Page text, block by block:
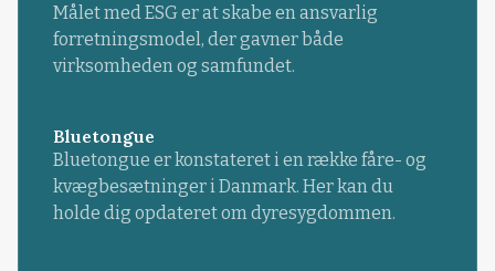
Målet med ESG er at skabe en ansvarlig
forretningsmodel, der gavner både
virksomheden og samfundet.
Bluetongue
Bluetongue er konstateret i en række fåre- og
kvægbesætninger i Danmark. Her kan du
holde dig opdateret om dyresygdommen.